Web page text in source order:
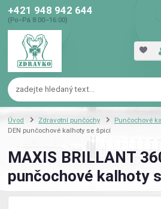
+421 948 942 644
(Po–Pá 8:00–16:00)
Úvod Zdravotní punčochy Punčochové
DEN punčochové kalhoty se špicí
MAXIS BRILLANT
punčochové kalhoty